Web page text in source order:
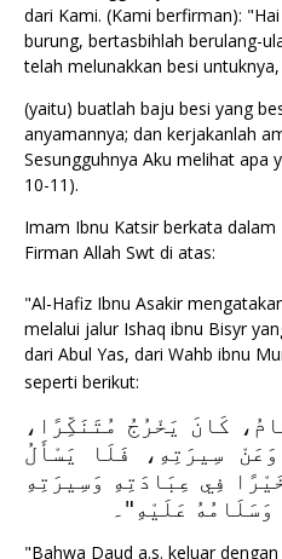
dari Kami. (Kami berfirman):
burung, bertasbihlah berulang-
telah melunakkan besi untuknya,
(yaitu) buatlah baju besi yang
anyamannya; dan kerjakanlah
Sesungguhnya Aku melihat apa
10-11).
Imam Ibnu Katsir berkata
Firman Allah Swt di atas:
"Al-Hafiz Ibnu Asakir
melalui jalur Ishaq ibnu Bisyr
dari Abul Yas, dari Wahb ibnu
seperti berikut:
كَانَ يَخْرُجُ مُتَنَكِّرًا،
سِيرَتِهِ، فَلَا يَسْأَلُ
فِي عِبَادَتِهِ وَسِيرَتِهِ
عَلَيْهِ"۔
"Bahwa Daud a.s. keluar